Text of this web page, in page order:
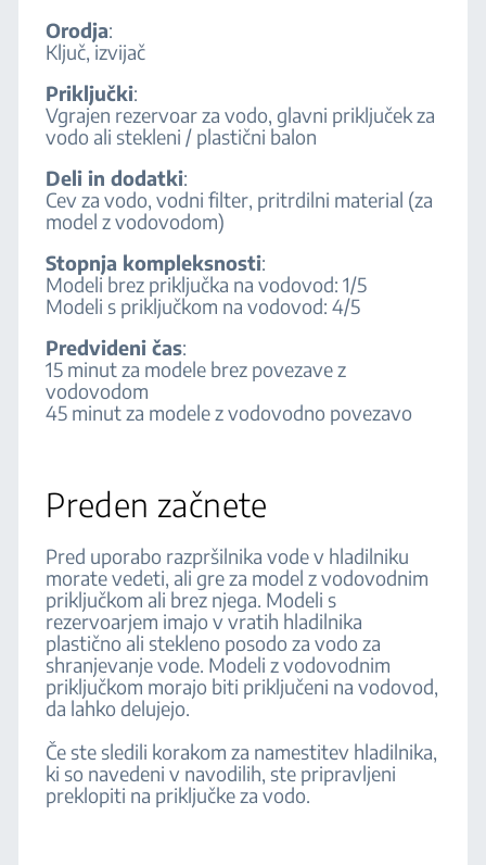
Orodja:
Ključ, izvijač
Priključki:
Vgrajen rezervoar za vodo, glavni priključek za
vodo ali stekleni / plastični balon
Deli in dodatki:
Cev za vodo, vodni filter, pritrdilni material (za
model z vodovodom)
Stopnja kompleksnosti:
Modeli brez priključka na vodovod: 1/5
Modeli s priključkom na vodovod: 4/5
Predvideni čas:
15 minut za modele brez povezave z
vodovodom
45 minut za modele z vodovodno povezavo
Preden začnete
Pred uporabo razpršilnika vode v hladilniku
morate vedeti, ali gre za model z vodovodnim
priključkom ali brez njega. Modeli s
rezervoarjem imajo v vratih hladilnika
plastično ali stekleno posodo za vodo za
shranjevanje vode. Modeli z vodovodnim
priključkom morajo biti priključeni na vodovod,
da lahko delujejo.
Če ste sledili korakom za namestitev hladilnika,
ki so navedeni v navodilih, ste pripravljeni
preklopiti na priključke za vodo.